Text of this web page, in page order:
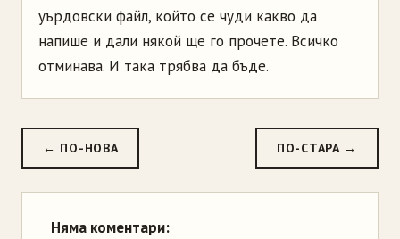
уърдовски файл, който се чуди какво да
напише и дали някой ще го прочете. Всичко
отминава. И така трябва да бъде.
← ПО-НОВА ПО-СТАРА →
Няма коментари: